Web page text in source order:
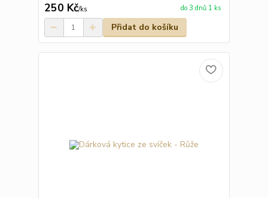
250 Kč/ks do 3 dnů 1 ks
Přidat do košíku